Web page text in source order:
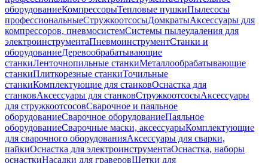
оборудованиеКомпрессорыТепловые пушкиПылесосы
профессиональныеСтружкоотсосыДомкратыАксессуары для
компрессоров, пневмосистемСистемы пылеудаления для
электроинструментаПневмоинструментСтанки и
оборудованиеДеревообрабатывающие
станкиЛенточнопильные станкиМеталлообрабатывающие
станкиПлиткорезные станкиТочильные
станкиКомплектующие для станковОснастка для
станковАксессуары для станковСтружкоотсосыАксессуары
для стружкоотсосовСварочное и паяльное
оборудованиеСварочное оборудованиеПаяльное
оборудованиеСварочные маски, аксессуарыКомплектующие
для сварочного оборудованияАксессуары для сварки,
пайкиОснастка для электроинструментаОснастка, наборы
оснасткиНасадки для граверовЩетки для